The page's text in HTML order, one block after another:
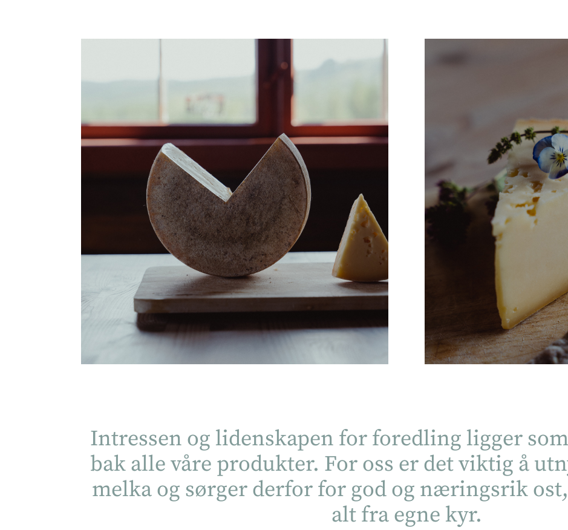
Intressen og lidenskapen for foredling ligger
bak alle våre produkter. For oss er det viktig å
melka og sørger derfor for god og næringsrik
alt fra egne kyr.